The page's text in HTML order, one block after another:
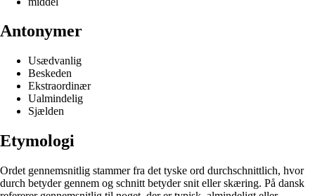
Antonymer
Usædvanlig
Beskeden
Ekstraordinær
Ualmindelig
Sjælden
Etymologi
Ordet gennemsnitlig stammer fra det tyske ord durchschnittlich, hvor
durch betyder gennem og schnitt betyder snit eller skæring. På dansk